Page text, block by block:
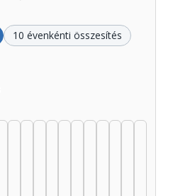
10 évenkénti összesítés